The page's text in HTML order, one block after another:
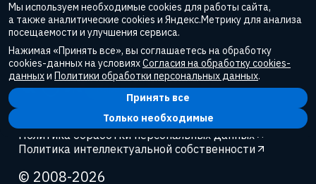
© 2008-2026
Политика обработки персональных данных
Политика интеллектуальной собственности
Нефтегаз
Образование
Развлечения и спорт
Карьера
Мы используем необходимые cookies для работы сайта,
а также аналитические cookies и Яндекс.Метрику для анализа
посещаемости и улучшения сервиса.
Нажимая «Принять все», вы соглашаетесь на обработку
cookies-данных на условияхСогласия на обработку cookies-
данныхи Политики обработки персональных данных.
Принять все
Только необходимые